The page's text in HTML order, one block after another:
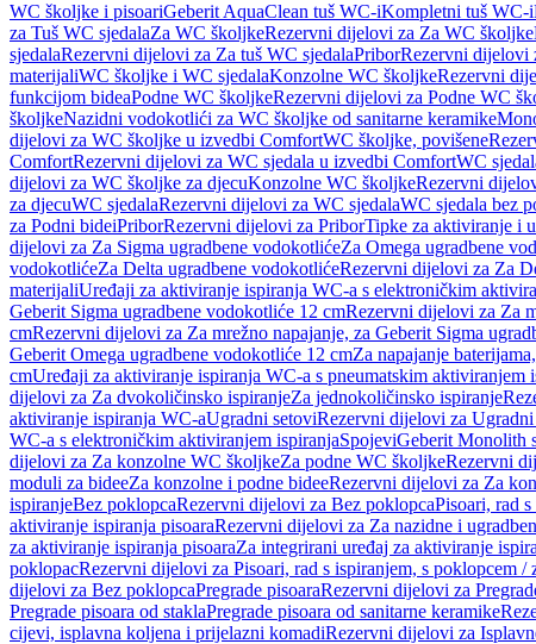
WC školjke i pisoariGeberit AquaClean tuš WC-iKompletni tuš WC-i
za Tuš WC sjedalaZa WC školjkeRezervni dijelovi za Za WC školjke
sjedalaRezervni dijelovi za Za tuš WC sjedalaPriborRezervni dijelovi
materijaliWC školjke i WC sjedalaKonzolne WC školjkeRezervni
funkcijom bideaPodne WC školjkeRezervni dijelovi za Podne WC
školjkeNazidni vodokotlići za WC školjke od sanitarne keramike
dijelovi za WC školjke u izvedbi ComfortWC školjke, povišene
ComfortRezervni dijelovi za WC sjedala u izvedbi ComfortWC
dijelovi za WC školjke za djecuKonzolne WC školjkeRezervni
za djecuWC sjedalaRezervni dijelovi za WC sjedalaWC sjedala bez
za Podni bideiPriborRezervni dijelovi za PriborTipke za aktiviranje i
dijelovi za Za Sigma ugradbene vodokotlićeZa Omega ugradbene
vodokotlićeZa Delta ugradbene vodokotlićeRezervni dijelovi za Za
materijaliUređaji za aktiviranje ispiranja WC-a s elektroničkim
Geberit Sigma ugradbene vodokotliće 12 cmRezervni dijelovi za Za
cmRezervni dijelovi za Za mrežno napajanje, za Geberit Sigma
Geberit Omega ugradbene vodokotliće 12 cmZa napajanje
cmUređaji za aktiviranje ispiranja WC-a s pneumatskim aktiviranjem
dijelovi za Za dvokoličinsko ispiranjeZa jednokoličinsko ispiranje
aktiviranje ispiranja WC-aUgradni setoviRezervni dijelovi za Ugradni
WC-a s elektroničkim aktiviranjem ispiranjaSpojeviGeberit Monolith
dijelovi za Za konzolne WC školjkeZa podne WC školjkeRezervni
moduli za bideeZa konzolne i podne bideeRezervni dijelovi za Za
ispiranjeBez poklopcaRezervni dijelovi za Bez poklopcaPisoari, rad
aktiviranje ispiranja pisoaraRezervni dijelovi za Za nazidne i
za aktiviranje ispiranja pisoaraZa integrirani uređaj za aktiviranje
poklopacRezervni dijelovi za Pisoari, rad s ispiranjem, s poklopcem /
dijelovi za Bez poklopcaPregrade pisoaraRezervni dijelovi za
Pregrade pisoara od staklaPregrade pisoara od sanitarne keramike
cijevi, isplavna koljena i prijelazni komadiRezervni dijelovi za